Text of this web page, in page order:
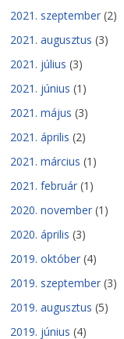
2021. szeptember (2)
2021. augusztus (3)
2021. július (3)
2021. június (1)
2021. május (3)
2021. április (2)
2021. március (1)
2021. február (1)
2020. november (1)
2020. április (3)
2019. október (4)
2019. szeptember (3)
2019. augusztus (5)
2019. június (4)